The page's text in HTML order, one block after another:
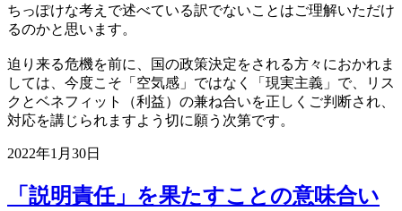
ちっぽけな考えで述べている訳でないことはご理解いただけ
るのかと思います。
迫り来る危機を前に、国の政策決定をされる方々におかれま
しては、今度こそ「空気感」ではなく「現実主義」で、リス
クとベネフィット（利益）の兼ね合いを正しくご判断され、
対応を講じられますよう切に願う次第です。
2022年1月30日
「説明責任」を果たすことの意味合い